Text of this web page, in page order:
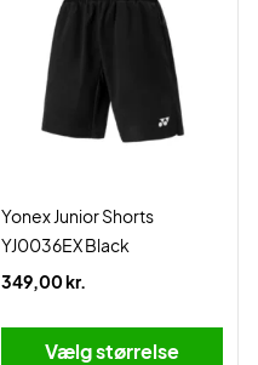
Yonex Junior Shorts
YJ0036EX Black
349,00 kr.
Vælg størrelse